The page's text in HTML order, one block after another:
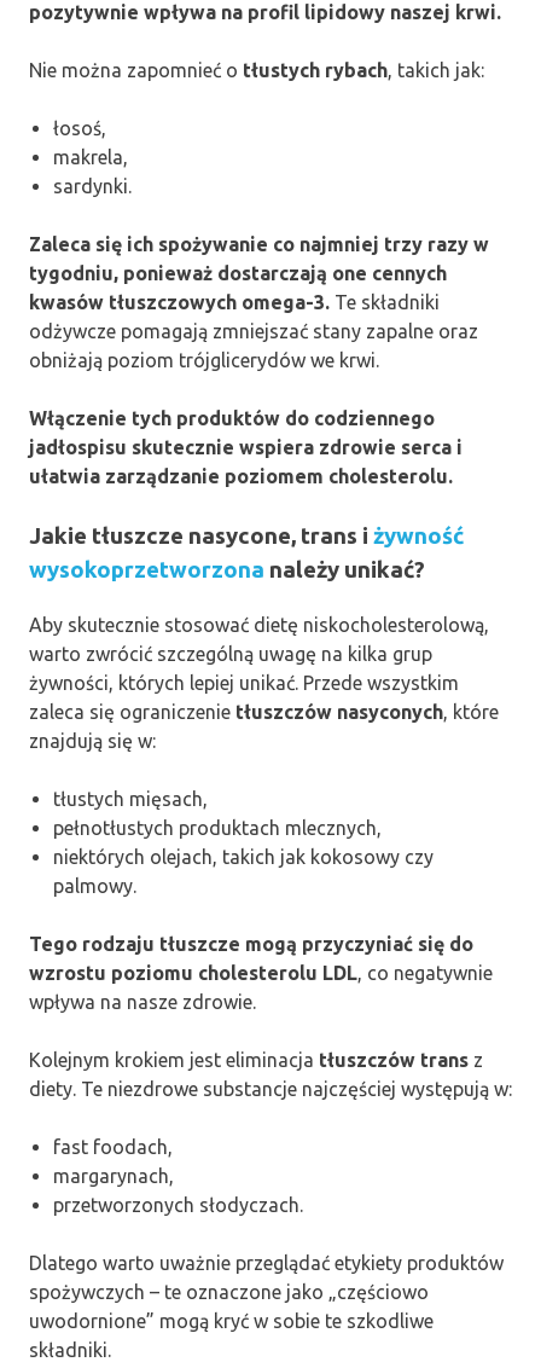
pozytywnie wpływa na profil lipidowy naszej krwi.
Nie można zapomnieć o tłustych rybach, takich jak:
łosoś,
makrela,
sardynki.
Zaleca się ich spożywanie co najmniej trzy razy w
tygodniu, ponieważ dostarczają one cennych
kwasów tłuszczowych omega-3. Te składniki
odżywcze pomagają zmniejszać stany zapalne oraz
obniżają poziom trójglicerydów we krwi.
Włączenie tych produktów do codziennego
jadłospisu skutecznie wspiera zdrowie serca i
ułatwia zarządzanie poziomem cholesterolu.
Jakie tłuszcze nasycone, trans i żywność
wysokoprzetworzona należy unikać?
Aby skutecznie stosować dietę niskocholesterolową,
warto zwrócić szczególną uwagę na kilka grup
żywności, których lepiej unikać. Przede wszystkim
zaleca się ograniczenie tłuszczów nasyconych, które
znajdują się w:
tłustych mięsach,
pełnotłustych produktach mlecznych,
niektórych olejach, takich jak kokosowy czy
palmowy.
Tego rodzaju tłuszcze mogą przyczyniać się do
wzrostu poziomu cholesterolu LDL, co negatywnie
wpływa na nasze zdrowie.
Kolejnym krokiem jest eliminacja tłuszczów trans z
diety. Te niezdrowe substancje najczęściej występują w:
fast foodach,
margarynach,
przetworzonych słodyczach.
Dlatego warto uważnie przeglądać etykiety produktów
spożywczych – te oznaczone jako „częściowo
uwodornione” mogą kryć w sobie te szkodliwe
składniki.